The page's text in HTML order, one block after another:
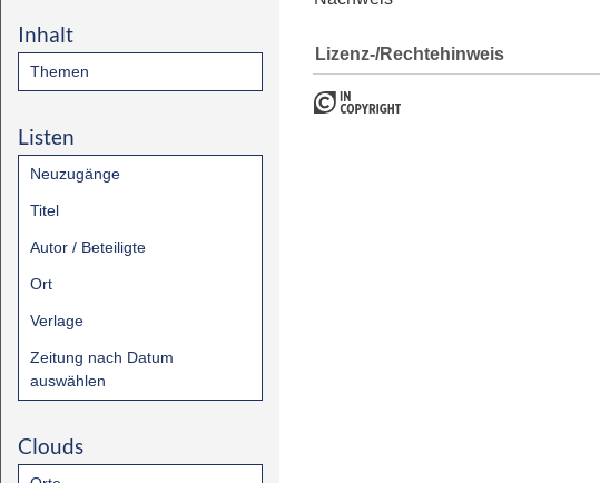
Inhalt
Themen
Listen
Neuzugänge
Titel
Autor / Beteiligte
Ort
Verlage
Zeitung nach Datum
auswählen
Clouds
Lizenz-/Rechtehinweis